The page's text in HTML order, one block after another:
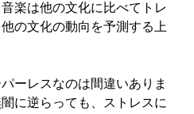
楽は他の文化に比べてトレ
の文化の動向を予測する上
ーレスなのは間違いありま
に逆らっても、ストレスに